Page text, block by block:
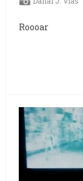
Roooar